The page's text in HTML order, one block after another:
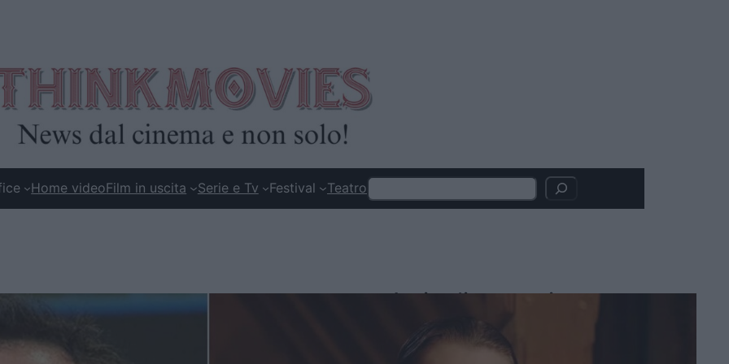
Home videoFilm in uscita Serie e Tv Festival TeatroSearch
Articoli recenti